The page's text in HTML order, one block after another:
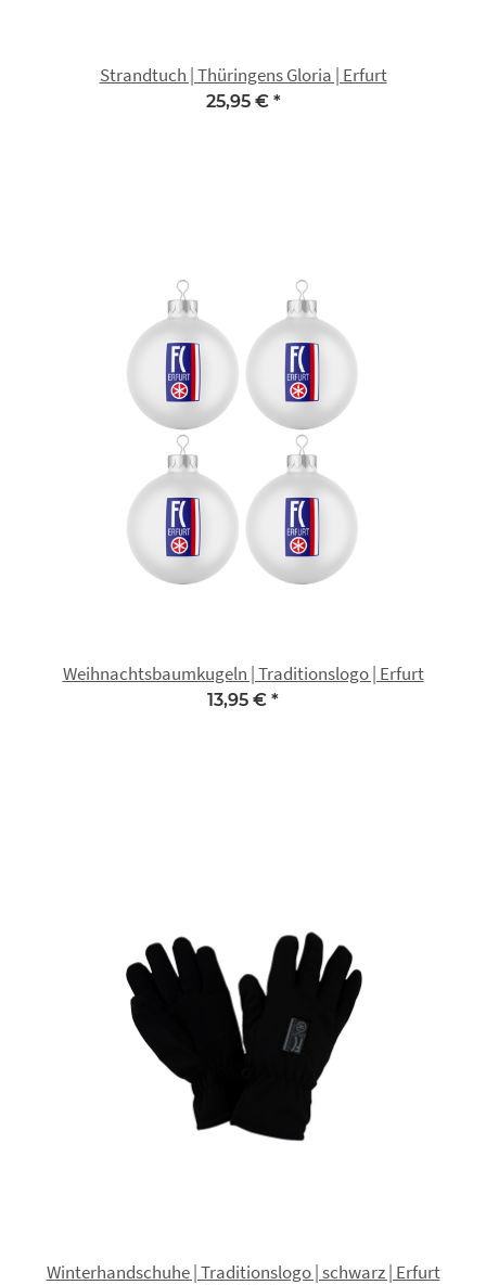
Strandtuch | Thüringens Gloria | Erfurt
25,95 € *
Weihnachtsbaumkugeln | Traditionslogo | Erfurt
13,95 € *
Winterhandschuhe | Traditionslogo | schwarz | Erfurt